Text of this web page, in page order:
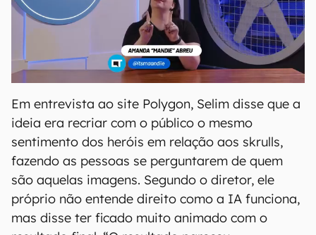
Em entrevista ao site Polygon, Selim disse que a
ideia era recriar com o público o mesmo
sentimento dos heróis em relação aos skrulls,
fazendo as pessoas se perguntarem de quem
são aquelas imagens. Segundo o diretor, ele
próprio não entende direito como a IA funciona,
mas disse ter ficado muito animado com o